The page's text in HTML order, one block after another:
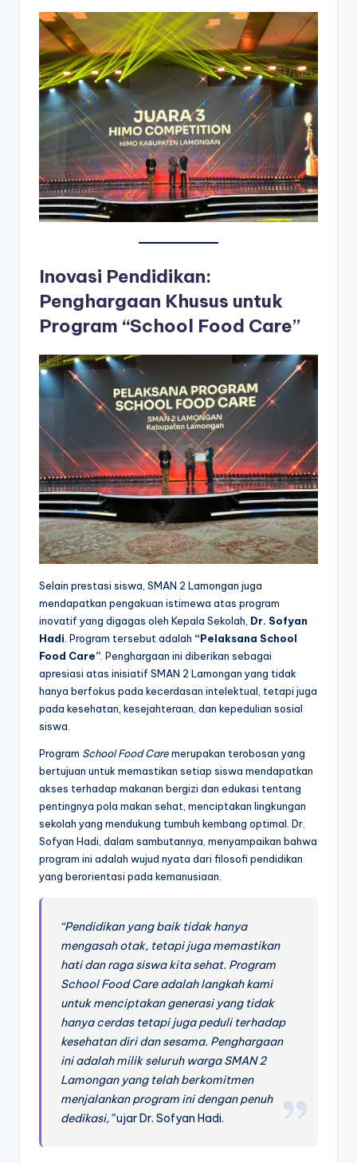
Inovasi Pendidikan:
Penghargaan Khusus untuk
Program “School Food Care”
Selain prestasi siswa, SMAN 2 Lamongan juga
mendapatkan pengakuan istimewa atas program
inovatif yang digagas oleh Kepala Sekolah, Dr. Sofyan
Hadi. Program tersebut adalah “Pelaksana School
Food Care”. Penghargaan ini diberikan sebagai
apresiasi atas inisiatif SMAN 2 Lamongan yang tidak
hanya berfokus pada kecerdasan intelektual, tetapi juga
pada kesehatan, kesejahteraan, dan kepedulian sosial
siswa.
Program School Food Caremerupakan terobosan yang
bertujuan untuk memastikan setiap siswa mendapatkan
akses terhadap makanan bergizi dan edukasi tentang
pentingnya pola makan sehat, menciptakan lingkungan
sekolah yang mendukung tumbuh kembang optimal. Dr.
Sofyan Hadi, dalam sambutannya, menyampaikan bahwa
program ini adalah wujud nyata dari filosofi pendidikan
yang berorientasi pada kemanusiaan.
“Pendidikan yang baik tidak hanya
mengasah otak, tetapi juga memastikan
hati dan raga siswa kita sehat. Program
School Food Care adalah langkah kami
untuk menciptakan generasi yang tidak
hanya cerdas tetapi juga peduli terhadap
kesehatan diri dan sesama. Penghargaan
ini adalah milik seluruh warga SMAN 2
Lamongan yang telah berkomitmen
menjalankan program ini dengan penuh
dedikasi,”ujar Dr. Sofyan Hadi.